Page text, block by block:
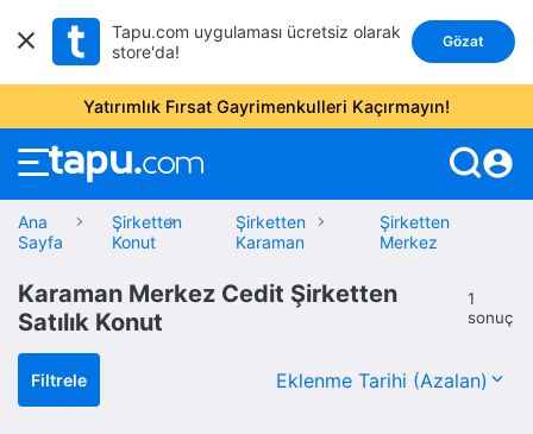
Tapu.com uygulaması ücretsiz olarak
store'da!
Gözat
Yatırımlık Fırsat Gayrimenkulleri Kaçırmayın!
account_circle
Ana
Sayfa
Şirketten
Konut
Şirketten
Karaman
Şirketten
Merkez
Karaman Merkez Cedit Şirketten
Satılık Konut
1
sonuç
Filtrele